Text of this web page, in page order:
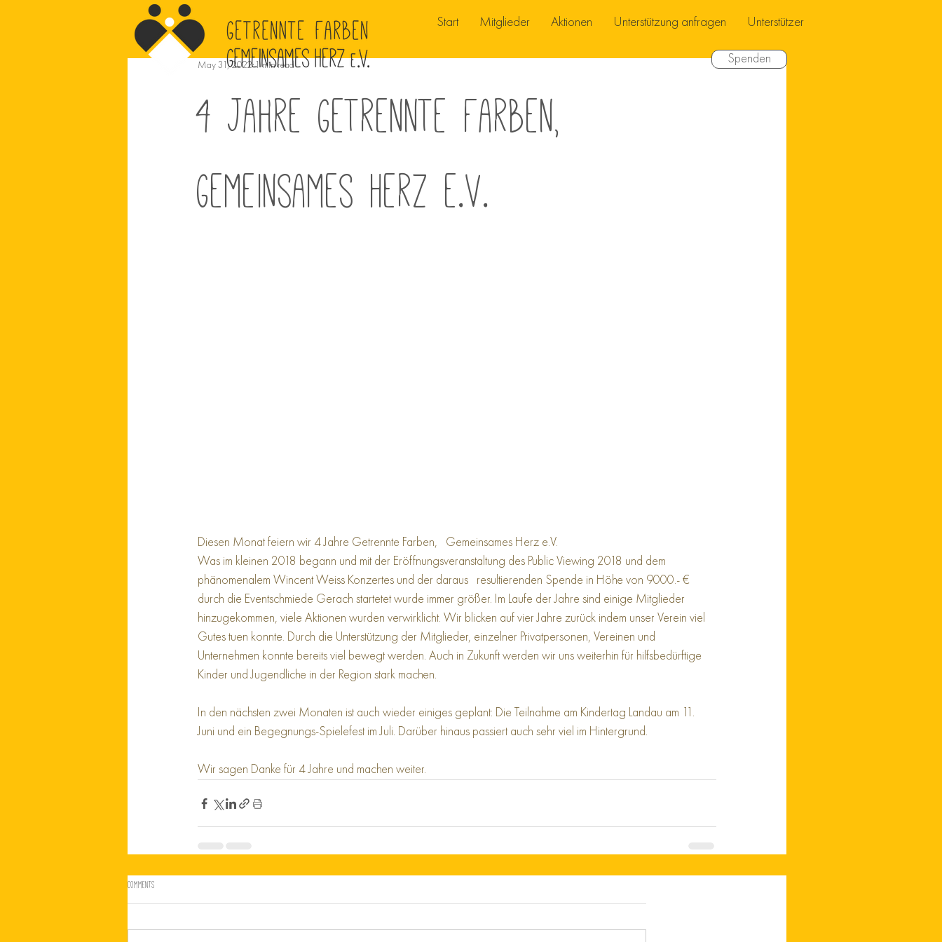
Start Mitglieder Aktionen Unterstützung anfragen Unterstützer
Spenden
4 Jahre Getrennte Farben,
Gemeinsames Herz e.V.
May 31, 2022 1 min read
Diesen Monat feiern wir 4 Jahre Getrennte Farben,   Gemeinsames Herz e.V.
Was im kleinen 2018 begann und mit der Eröffnungsveranstaltung des Public Viewing 2018 und dem
phänomenalem Wincent Weiss Konzertes und der daraus   resultierenden Spende in Höhe von 9000.- €
durch die Eventschmiede Gerach startetet wurde immer größer. Im Laufe der Jahre sind einige Mitglieder
hinzugekommen, viele Aktionen wurden verwirklicht. Wir blicken auf vier Jahre zurück indem unser Verein viel
Gutes tuen konnte. Durch die Unterstützung der Mitglieder, einzelner Privatpersonen, Vereinen und
Unternehmen konnte bereits viel bewegt werden. Auch in Zukunft werden wir uns weiterhin für hilfsbedürftige
Kinder und Jugendliche in der Region stark machen.
In den nächsten zwei Monaten ist auch wieder einiges geplant: Die Teilnahme am Kindertag Landau am 11.
Juni und ein Begegnungs-Spielefest im Juli. Darüber hinaus passiert auch sehr viel im Hintergrund.
Wir sagen Danke für 4 Jahre und machen weiter.
Comments